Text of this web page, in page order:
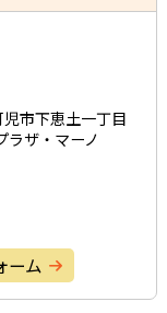
市下恵土一丁目
ザ・マーノ
ーム